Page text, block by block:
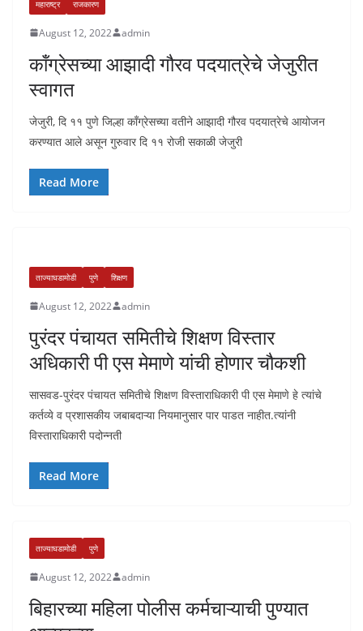
महाराष्ट्र राजकारण
August 12, 2022 admin
कॉंग्रेसच्या आझादी गौरव पदयात्रेचे जेजुरीत
स्वागत
जेजुरी, दि ११ पुणे जिल्हा कॉंग्रेसच्या वतीने आझादी गौरव पदयात्रेचे आयोजन
करण्यात आले असून गुरुवार दि ११ रोजी सकाळी जेजुरी
Read More
ताज्याघडामोडी पुणे शिक्षण
August 12, 2022 admin
पुरंदर पंचायत समितीचे शिक्षण विस्तार
अधिकारी पी एस मेमाणे यांची होणार चौकशी
सासवड-पुरंदर पंचायत समितीचे शिक्षण विस्ताराधिकारी पी एस मेमाणे हे त्यांचे
कर्तव्ये व प्रशासकीय जबाबदाऱ्या नियमानुसार पार पाडत नाहीत.त्यांनी
विस्ताराधिकारी पदोन्नती
Read More
ताज्याघडामोडी पुणे
August 12, 2022 admin
बिहारच्या महिला पोलीस कर्मचाऱ्याची पुण्यात